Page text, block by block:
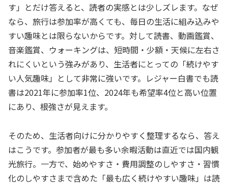
す」とだけ答えると、読者の実感とは少しズレます。なぜ
なら、旅行は参加率が高くても、毎日の生活に組み込みや
すい趣味とは限らないからです。対して読書、動画鑑賞、
音楽鑑賞、ウォーキングは、短時間・少額・天候に左右さ
れにくいという強みがあり、生活者にとっての「続けやす
い人気趣味」として非常に強いです。レジャー白書でも読
書は2021年に参加率1位、2024年も希望率4位と高い位置
にあり、根強さが見えます。
そのため、生活者向けに分かりやすく整理するなら、答え
はこうです。参加者が最も多い余暇活動は直近では国内観
光旅行。一方で、始めやすさ・費用調整のしやすさ・習慣
化のしやすさまで含めた「最も広く続けやすい趣味」は読